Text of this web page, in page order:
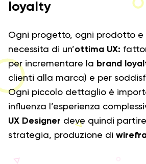
loyalty
Ogni progetto, ogni prodotto e
necessita di un’ottima UX:
per incrementare la brand
clienti alla marca) e per
Ogni piccolo dettaglio è
influenza l’esperienza
UX Designer deve quindi
strategia, produzione di